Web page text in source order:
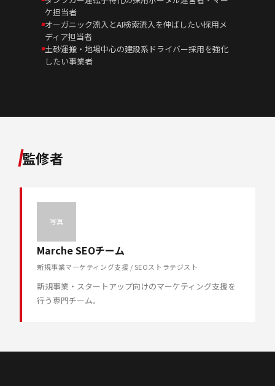
ケ担当者
オーガニック流入とAI検索流入を伸ばしたい採用メ
ディア担当者
土砂運搬・地場中心の建設系ドライバー採用を強化
したい事業者
監修者
写真
Marche SEOチーム
新規事業マーケティング支援 / SEOストラテジスト
新規事業・スタートアップ向けのマーケティング支援を
行う専門チーム。